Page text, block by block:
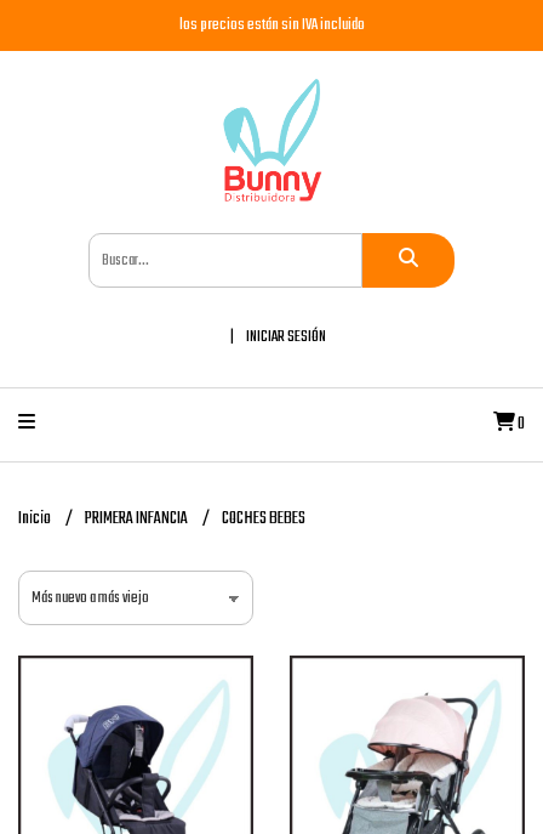
los precios están sin IVA incluido
INICIAR SESIÓN
0
Inicio PRIMERA INFANCIA COCHES BEBES